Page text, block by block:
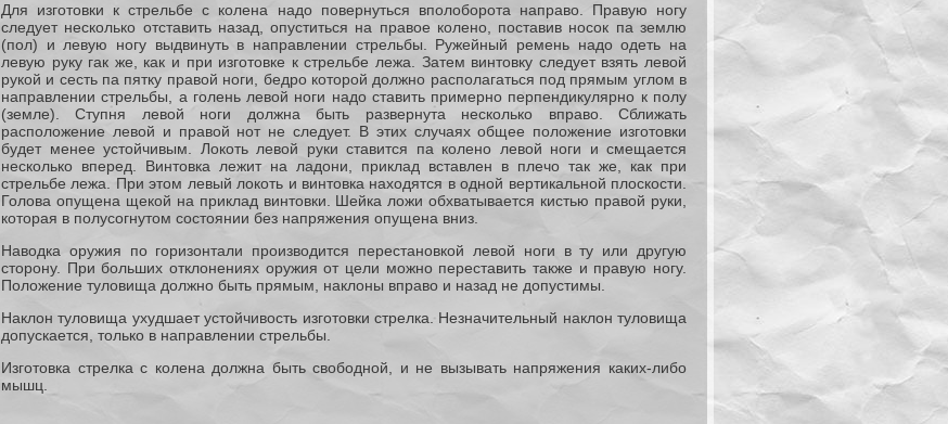
Для изготовки к стрельбе с колена надо повернуться вполоборота направо. Правую ногу
следует несколько отставить назад, опуститься на правое колено, поставив носок па землю
(пол) и левую ногу выдвинуть в направлении стрельбы. Ружейный ремень надо одеть на
левую руку гак же, как и при изготовке к стрельбе лежа. Затем винтовку следует взять левой
рукой и сесть па пятку правой ноги, бедро которой должно располагаться под прямым углом в
направлении стрельбы, а голень левой ноги надо ставить примерно перпендикулярно к полу
(земле). Ступня левой ноги должна быть развернута несколько вправо. Сближать
расположение левой и правой нот не следует. В этих случаях общее положение изготовки
будет менее устойчивым. Локоть левой руки ставится па колено левой ноги и смещается
несколько вперед. Винтовка лежит на ладони, приклад вставлен в плечо так же, как при
стрельбе лежа. При этом левый локоть и винтовка находятся в одной вертикальной плоскости.
Голова опущена щекой на приклад винтовки. Шейка ложи обхватывается кистью правой руки,
которая в полусогнутом состоянии без напряжения опущена вниз.
Наводка оружия по горизонтали производится перестановкой левой ноги в ту или другую
сторону. При больших отклонениях оружия от цели можно переставить также и правую ногу.
Положение туловища должно быть прямым, наклоны вправо и назад не допустимы.
Наклон туловища ухудшает устойчивость изготовки стрелка. Незначительный наклон туловища
допускается, только в направлении стрельбы.
Изготовка стрелка с колена должна быть свободной, и не вызывать напряжения каких-либо
мышц.